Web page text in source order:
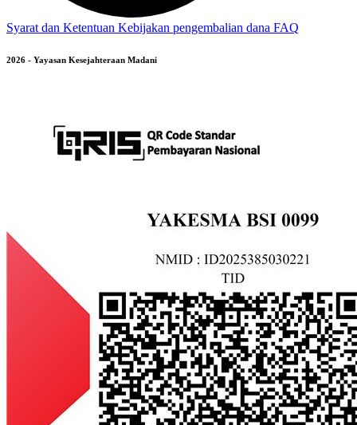
Syarat dan Ketentuan Kebijakan pengembalian dana FAQ
2026 - Yayasan Kesejahteraan Madani